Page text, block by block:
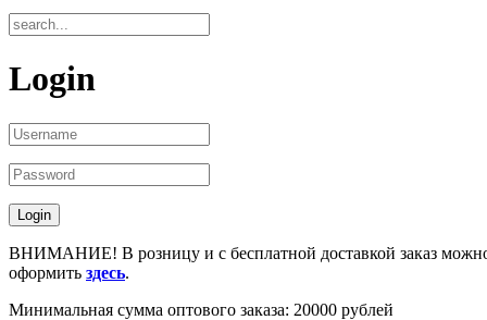
Login
ВНИМАНИЕ! В розницу и с бесплатной доставкой заказ
оформить здесь.
Минимальная сумма оптового заказа: 20000 рублей